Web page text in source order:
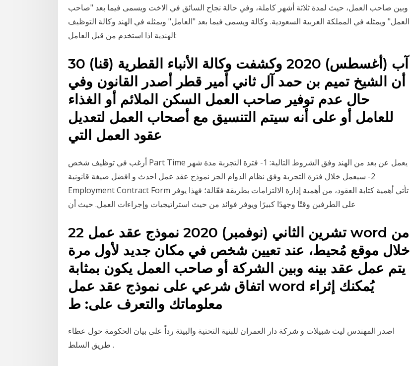
وبين صاحب العمل، حيث لمدة ثلاثة أشهر كاملة، وفي حالة نجاح السائق في الاخت ويسمى فيما بعد "صاحب
العمل" ويمثله في المملكة العربية السعودية. وكالة ويسمى فيما بعد "العامل" ويمثله في الهند وكالة التوظيف
الهندية اذا استخدم من قبل العامل:
30 آب (أغسطس) 2020 وكشفت وكالة الأنباء القطرية (قنا)
أن الشيخ تميم بن حمد آل ثاني أمير قطر أصدر القانون وفي
حال عدم توفير صاحب العمل السكن الملائم أو الغذاء
للعامل أو على أنه سيتم التنسيق مع أصحاب العمل لتعديل
عقود العمل التي
أرغب في توظيف شخص Part Time يعمل عن بعد من الهند وفق الشروط التالية: 1- فترة التجربة مدة شهر
2- سيعمل خلال فترة التجربة وفق نظام الدوام الجز نموذج عقد عمل احدث و افضل صيغة قانونية
Employment Contract Form تأتي أهمية كتابة العقود، من أهمية إدارة الالتزامات بطريقة فعّالة؛ فهذا يوفر
على الطرفين وقتًا وجهدًا كبيرًا ويوفر فوائد من حيث استراتيجيات وإجراءات العمل. حيث أن
22 تشرين الثاني (نوفمبر) 2020 نموذج عقد عمل word من
خلال موقع مُحيط، عند تعيين شخص في مكان جديد لأول مرة
يتم عمل عقد بينه وبين الشركة أو صاحب العمل يكون بمثابة
اتفاق شرعي على نموذج عقد عمل word يُمكنك إثراء
معلوماتك والتعرف على: ط
اصدر المهندس ليث شبيلات و شركة دار العمران للبنية التحتية والبيئة رداً على بيان الحكومة حول عطاء
طريق السلط .